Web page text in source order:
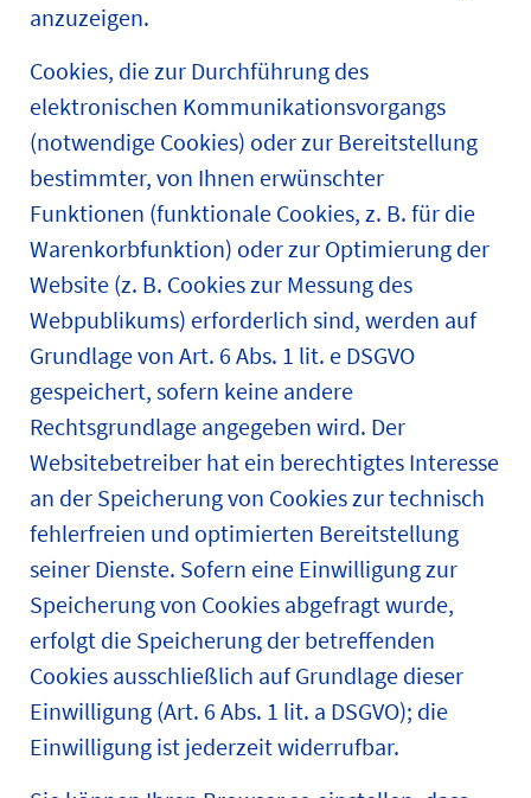
anzuzeigen.
Cookies, die zur Durchführung des
elektronischen Kommunikationsvorgangs
(notwendige Cookies) oder zur Bereitstellung
bestimmter, von Ihnen erwünschter
Funktionen (funktionale Cookies, z. B. für die
Warenkorbfunktion) oder zur Optimierung der
Website (z. B. Cookies zur Messung des
Webpublikums) erforderlich sind, werden auf
Grundlage von Art. 6 Abs. 1 lit. e DSGVO
gespeichert, sofern keine andere
Rechtsgrundlage angegeben wird. Der
Websitebetreiber hat ein berechtigtes Interesse
an der Speicherung von Cookies zur technisch
fehlerfreien und optimierten Bereitstellung
seiner Dienste. Sofern eine Einwilligung zur
Speicherung von Cookies abgefragt wurde,
erfolgt die Speicherung der betreffenden
Cookies ausschließlich auf Grundlage dieser
Einwilligung (Art. 6 Abs. 1 lit. a DSGVO); die
Einwilligung ist jederzeit widerrufbar.